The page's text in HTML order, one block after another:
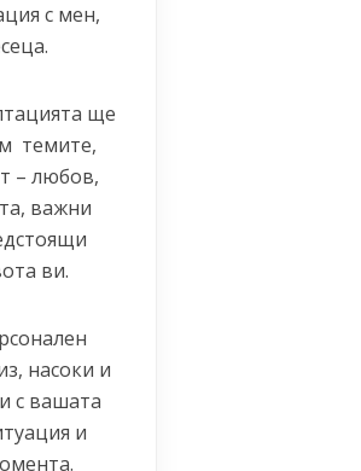
с мен,
ще
темите,
– любов,
важни
ви.
насоки и
с вашата
и